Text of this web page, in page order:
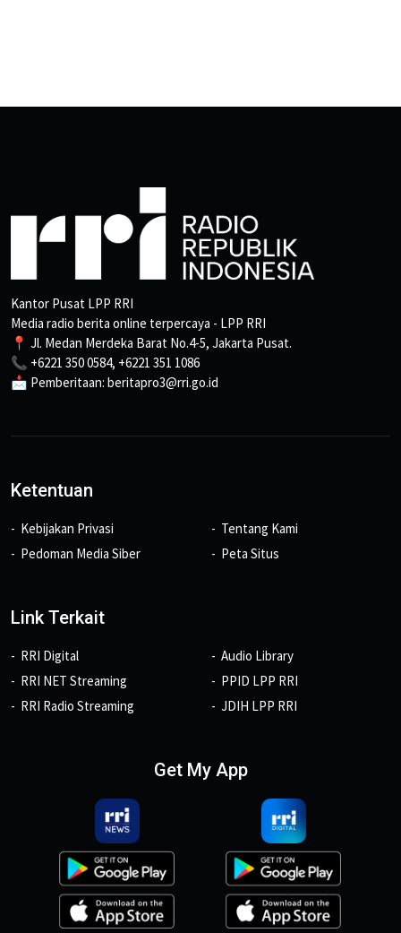
Kantor Pusat LPP RRI
Media radio berita online terpercaya - LPP RRI
📍 Jl. Medan Merdeka Barat No.4-5, Jakarta Pusat.
📞 +6221 350 0584, +6221 351 1086
📩 Pemberitaan: beritapro3@rri.go.id
Ketentuan
Kebijakan Privasi
Pedoman Media Siber
Tentang Kami
Peta Situs
Link Terkait
RRI Digital
RRI NET Streaming
RRI Radio Streaming
Audio Library
PPID LPP RRI
JDIH LPP RRI
Get My App